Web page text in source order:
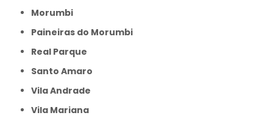
Morumbi
Paineiras do Morumbi
Real Parque
Santo Amaro
Vila Andrade
Vila Mariana